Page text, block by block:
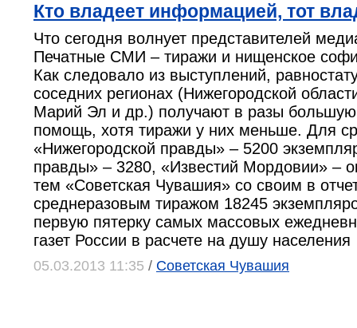
Кто владеет информацией, тот
Что сегодня волнует представителей
Печатные СМИ – тиражи и нищенское
Как следовало из выступлений,
соседних регионах (Нижегородской
Марий Эл и др.) получают в разы
помощь, хотя тиражи у них меньше. Для
«Нижегородской правды» – 5200
правды» – 3280, «Известий Мордовии» –
тем «Советская Чувашия» со своим в
среднеразовым тиражом 18245
первую пятерку самых массовых
газет России в расчете на душу населения
05.03.2013 11:35 / Советская Чувашия